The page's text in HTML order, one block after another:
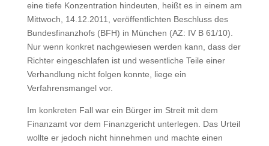
eine tiefe Konzentration hindeuten, heißt es in einem am
Mittwoch, 14.12.2011, veröffentlichten Beschluss des
Bundesfinanzhofs (BFH) in München (AZ: IV B 61/10).
Nur wenn konkret nachgewiesen werden kann, dass der
Richter eingeschlafen ist und wesentliche Teile einer
Verhandlung nicht folgen konnte, liege ein
Verfahrensmangel vor.
Im konkreten Fall war ein Bürger im Streit mit dem
Finanzamt vor dem Finanzgericht unterlegen. Das Urteil
wollte er jedoch nicht hinnehmen und machte einen